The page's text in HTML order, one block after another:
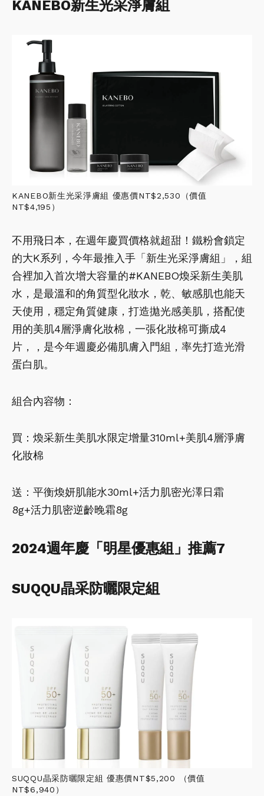
KANEBO新生光采淨膚組
KANEBO新生光采淨膚組 優惠價NT$2,530（價值
NT$4,195）
不用飛日本，在週年慶買價格就超甜！鐵粉會鎖定
的大K系列，今年最推入手「新生光采淨膚組」，組
合裡加入首次增大容量的#KANEBO煥采新生美肌
水，是最溫和的角質型化妝水，乾、敏感肌也能天
天使用，穩定角質健康，打造拋光感美肌，搭配使
用的美肌4層淨膚化妝棉，一張化妝棉可撕成4
片，，是今年週慶必備肌膚入門組，率先打造光滑
蛋白肌。
組合內容物：
買：煥采新生美肌水限定增量310ml+美肌4層淨膚
化妝棉
送：平衡煥妍肌能水30ml+活力肌密光澤日霜
8g+活力肌密逆齡晚霜8g
2024週年慶「明星優惠組」推薦7
SUQQU晶采防曬限定組
SUQQU晶采防曬限定組 優惠價NT$5,200 （價值
NT$6,940）